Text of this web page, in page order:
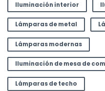
Iluminación interior
Lámparas de metal
Lámparas modernas
Iluminación de mesa de
Lámparas de techo